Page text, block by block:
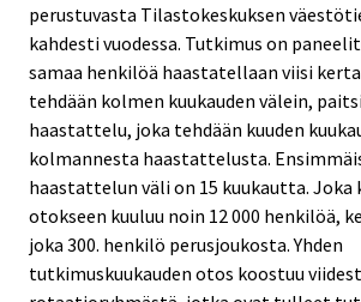
perustuvasta Tilastokeskuksen
kahdesti vuodessa. Tutkimus on
samaa henkilöä haastatellaan viisi
tehdään kolmen kuukauden välein,
haastattelu, joka tehdään kuuden
kolmannesta haastattelusta.
haastattelun väli on 15 kuukautta. Joka
otokseen kuuluu noin 12 000 henkilöä,
joka 300. henkilö perusjoukosta. Yhden
tutkimuskuukauden otos koostuu